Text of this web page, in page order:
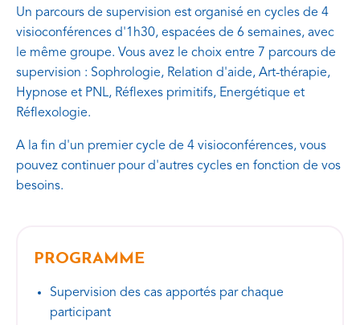
Un parcours de supervision est organisé en cycles de 4
visioconférences d'1h30, espacées de 6 semaines, avec
le même groupe. Vous avez le choix entre 7 parcours de
supervision : Sophrologie, Relation d'aide, Art-thérapie,
Hypnose et PNL, Réflexes primitifs, Energétique et
Réflexologie.
A la fin d'un premier cycle de 4 visioconférences, vous
pouvez continuer pour d'autres cycles en fonction de vos
besoins.
PROGRAMME
Supervision des cas apportés par chaque
participant